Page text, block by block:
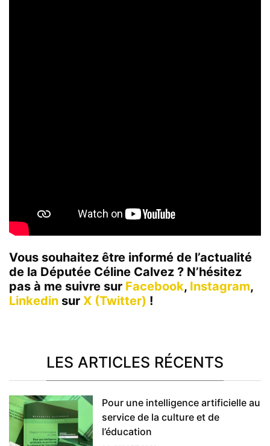
Vous souhaitez être informé de l’actualité
de la Députée Céline Calvez ? N’hésitez
pas à me suivre sur Facebook, Instagram,
Linkedin sur X (Twitter) !
LES ARTICLES RÉCENTS
Pour une intelligence artificielle au
service de la culture et de
l’éducation